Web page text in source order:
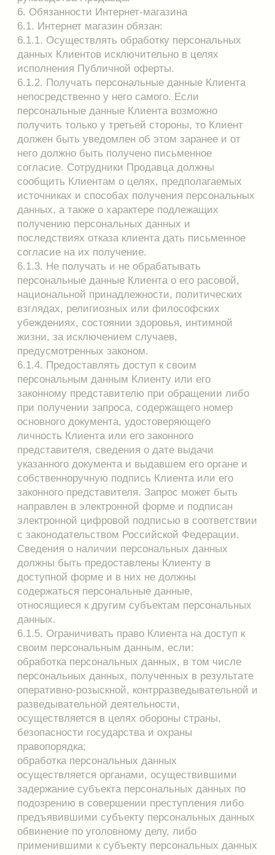
данных, также указанный орган.
7. Права Клиента
7.1. Клиент имеет право на:
доступ к информации о самом себе, в том числе
содержащей информацию подтверждения факта
обработки персональных данных, а также цель
такой обработки; способы обработки
персональных данных, применяемые Интернет
магазином; сведения о лицах, которые имеют
доступ к персональным данным или которым
может быть предоставлен такой доступ;
перечень обрабатываемых персональных данных
и источник их получения, сроки обработки
персональных данных, в том числе сроки их
хранения; сведения о том, какие юридические
последствия для Клиента может повлечь за
собой обработка его персональных данных;
определение форм и способов обработки его
персональных данных; ограничение способов и
форм обработки персональных данных; запрет
на распространение персональных данных без
уничтожение информации о самом себе.
Клиент может изменить и/или уточнить свои
персональные данные путем внесения
изменения в персональные данные в личном
кабинете на сайте Интернет-магазина, через
форму обратной связи.
8. Конфиденциальность персональных данных
Клиентов
8.1. Сведения о персональных данных Клиентов,
являются конфиденциальными.
8.2. Интернет магазин обеспечивает
конфиденциальность персональных данных и
обязан не допускать их распространения
третьим лицам без согласия Клиентов либо
наличия иного законного основания.
8.3. Лица, имеющие доступ к персональным
данным Клиентов, обязаны соблюдать режим
конфиденциальности, они должны быть
предупреждены о необходимости соблюдения
режима секретности. В связи с режимом
конфиденциальности информации
персонального характера должны
предусматриваться соответствующие меры
безопасности для защиты данных от случайного
или несанкционированного уничтожения, от
случайной утраты, от несанкционированного
доступа к ним, изменения или распространения.
8.4. Все меры конфиденциальности при сборе,
обработке и хранении персональных данных
Клиентов распространяются на все носители
информации как на бумажные, так и на
автоматизированные.
8.5. Режим конфиденциальности персональных
данных снимается в случаях обезличивания или
включения их в общедоступные источники
персональных данных, если иное не определено
законом.
9. Ответственность за нарушение норм,
регулирующих обработку персональных данных
Клиентов
9.1. Продавец несет ответственность за
в его распоряжении и закрепляет персональную
ответственность сотрудников за соблюдением
установленного режима конфиденциальности.
9.2. Каждый сотрудник Продавца, получающий
для работы документ, содержащий
персональные данные Клиента, несет
единоличную ответственность за сохранность
носителя и конфиденциальность информации.
9.3. Любое лицо может обратиться к сотруднику
Продавца с жалобой на нарушение данного
Положения. Жалобы и заявления по поводу
соблюдения требований обработки данных
рассматриваются в трехдневный срок со дня
9.4. Сотрудники Продавца обязаны на должном
уровне обеспечивать рассмотрение запросов,
заявлений и жалоб Клиентов, а также
содействовать исполнению требований
компетентных органов.
9.5. Лица, виновные в нарушении норм,